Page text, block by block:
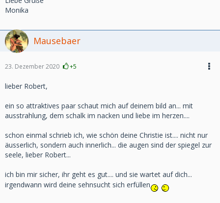
Monika
Mausebaer
23. Dezember 2020 +5
lieber Robert,
ein so attraktives paar schaut mich auf deinem bild an... mit
ausstrahlung, dem schalk im nacken und liebe im herzen....
schon einmal schrieb ich, wie schön deine Christie ist.... nicht nur
äusserlich, sondern auch innerlich... die augen sind der spiegel zur
seele, lieber Robert...
ich bin mir sicher, ihr geht es gut.... und sie wartet auf dich...
irgendwann wird deine sehnsucht sich erfüllen